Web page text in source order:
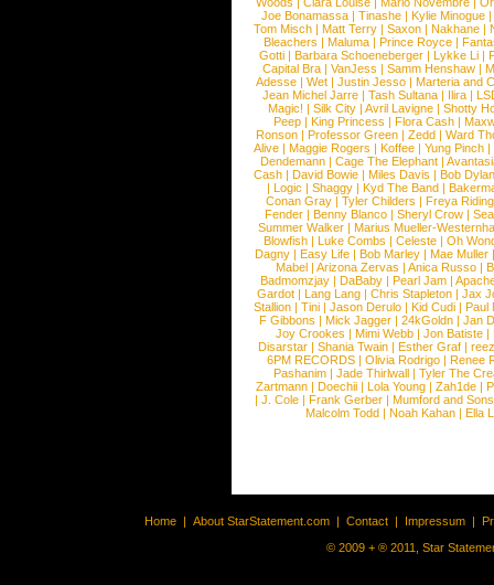
Joe Bonamassa | Tinashe | Kylie Minogue |
Tom Misch |Matt Terry |Saxon |Nakhane |
Bleachers | Maluma | Prince Royce |
Gotti |Barbara Schoeneberger |Lykke Li |
Capital Bra |VanJess |Samm Henshaw |
Adesse |Wet |Justin Jesso |Marteria and
Jean Michel Jarre |Tash Sultana | Ilira |
Magic! | Silk City | Avril Lavigne | Shotty
Peep |King Princess |Flora Cash |
Ronson |Professor Green |Zedd |Ward
Alive |Maggie Rogers |Koffee |Yung Pinch |
Dendemann |Cage The Elephant |
Cash | David Bowie | Miles Davis | Bob Dylan
|Logic |Shaggy |Kyd The Band |
Conan Gray |Tyler Childers |Freya
Fender |Benny Blanco |Sheryl Crow |
Summer Walker |Marius Mueller-
Blowfish | Luke Combs | Celeste | Oh
Dagny |Easy Life |Bob Marley |Mae Muller
Mabel |Arizona Zervas |Anica Russo |
Badmomzjay |DaBaby |Pearl Jam |
Gardot | Lang Lang | Chris Stapleton | Jax
Stallion |Tini |Jason Derulo |Kid Cudi |Paul
F Gibbons | Mick Jagger | 24kGoldn | Jan
Joy Crookes | Mimi Webb | Jon Batiste |
Disarstar | Shania Twain | Esther Graf |
6PM RECORDS | Olivia Rodrigo | Renee
Pashanim |Jade Thirlwall |Tyler The
Zartmann | Doechii | Lola Young | Zah1de |
| J. Cole | Frank Gerber | Mumford and Sons
Malcolm Todd | Noah Kahan | Ella
Home | About StarStatement.com | Contact | Impressum |
© 2009 + ® 2011, Star